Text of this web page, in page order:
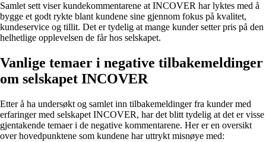
Samlet sett viser kundekommentarene at INCOVER har lyktes med å
bygge et godt rykte blant kundene sine gjennom fokus på kvalitet,
kundeservice og tillit. Det er tydelig at mange kunder setter pris på den
helhetlige opplevelsen de får hos selskapet.
Vanlige temaer i negative tilbakemeldinger
om selskapet INCOVER
Etter å ha undersøkt og samlet inn tilbakemeldinger fra kunder med
erfaringer med selskapet INCOVER, har det blitt tydelig at det er visse
gjentakende temaer i de negative kommentarene. Her er en oversikt
over hovedpunktene som kundene har uttrykt misnøye med: